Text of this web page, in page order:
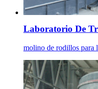
Laboratorio De
molino de rodillos para